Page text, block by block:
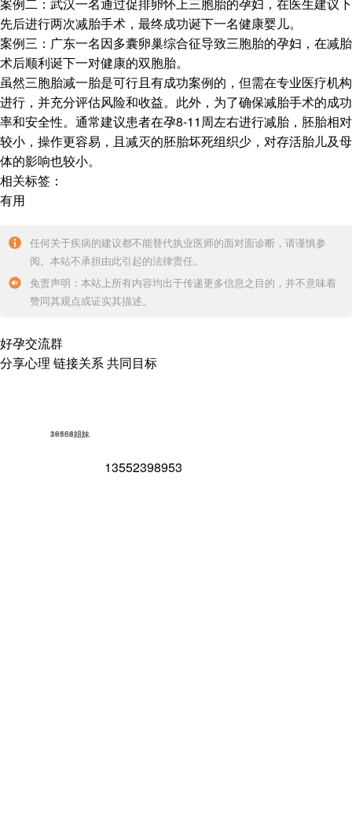
先后进行两次减胎手术，最终成功诞下一名健康婴儿。
案例三：广东一名因多囊卵巢综合征导致三胞胎的孕妇，在减胎
术后顺利诞下一对健康的双胞胎。
虽然三胞胎减一胎是可行且有成功案例的，但需在专业医疗机构
进行，并充分评估风险和收益。此外，为了确保减胎手术的成功
率和安全性。通常建议患者在孕8-11周左右进行减胎，胚胎相对
较小，操作更容易，且减灭的胚胎坏死组织少，对存活胎儿及母
体的影响也较小。
相关标签：
有用
任何关于疾病的建议都不能替代执业医师的面对面诊断，请谨慎参
阅。本站不承担由此引起的法律责任。
免责声明：本站上所有内容均出于传递更多信息之目的，并不意味着
赞同其观点或证实其描述。
好孕交流群
分享心理 链接关系 共同目标
18562姐妹
16852姐妹
23586姐妹
39154姐妹
13552398953